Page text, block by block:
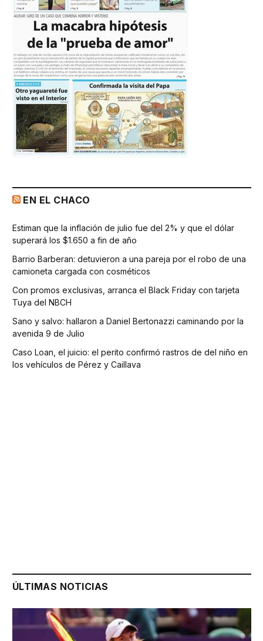
EN EL CHACO
Estiman que la inflación de julio fue del 2% y que el dólar
superará los $1.650 a fin de año
Barrio Barberan: detuvieron a una pareja por el robo de una
camioneta cargada con cosméticos
Con promos exclusivas, arranca el Black Friday con tarjeta
Tuya del NBCH
Sano y salvo: hallaron a Daniel Bertonazzi caminando por la
avenida 9 de Julio
Caso Loan, el juicio: el perito confirmó rastros de del niño en
los vehículos de Pérez y Caillava
ÚLTIMAS NOTICIAS